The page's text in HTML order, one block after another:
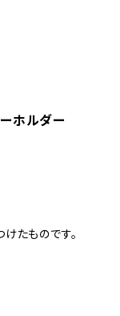
ホルダー
たものです。